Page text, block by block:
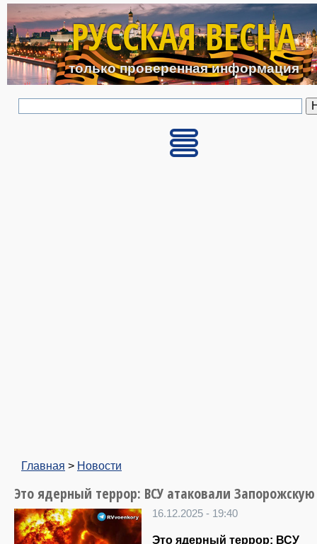
Перейти к основному
РУССКАЯ ВЕСНА
только проверенная информация
Главная > Новости
Это ядерный террор: ВСУ атаковали
16.12.2025 - 19:40
Это ядерный террор: ВСУ